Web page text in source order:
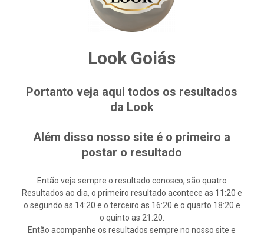
Look Goiás
Portanto veja aqui todos os resultados
da Look
Além disso nosso site é o primeiro a
postar o resultado
Então veja sempre o resultado conosco, são quatro
Resultados ao dia, o primeiro resultado acontece as 11:20 e
o segundo as 14:20 e o terceiro as 16:20 e o quarto 18:20 e
o quinto as 21:20.
Então acompanhe os resultados sempre no nosso site e